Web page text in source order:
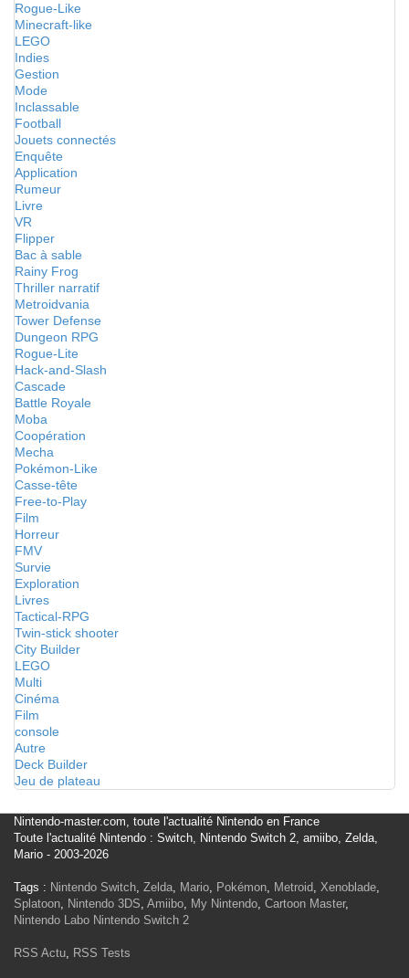
Rogue-Like
Minecraft-like
LEGO
Indies
Gestion
Mode
Inclassable
Football
Jouets connectés
Enquête
Application
Rumeur
Livre
VR
Flipper
Bac à sable
Rainy Frog
Thriller narratif
Metroidvania
Tower Defense
Dungeon RPG
Rogue-Lite
Hack-and-Slash
Cascade
Battle Royale
Moba
Coopération
Mecha
Pokémon-Like
Casse-tête
Free-to-Play
Film
Horreur
FMV
Survie
Exploration
Livres
Tactical-RPG
Twin-stick shooter
City Builder
LEGO
Multi
Cinéma
Film
console
Autre
Deck Builder
Jeu de plateau
Nintendo-master.com, toute l'actualité Nintendo en France
Toute l'actualité Nintendo : Switch, Nintendo Switch 2, amiibo, Zelda,
Mario - 2003-2026
Tags : Nintendo Switch, Zelda, Mario, Pokémon, Metroid, Xenoblade,
Splatoon, Nintendo 3DS, Amiibo, My Nintendo, Cartoon Master,
Nintendo Labo Nintendo Switch 2
RSS Actu, RSS Tests